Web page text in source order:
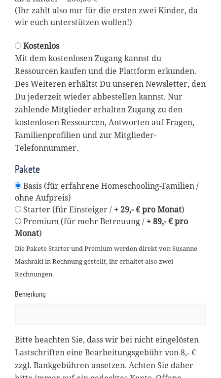
(Ihr zahlt also nur für die ersten zwei Kinder, da
wir euch unterstützen wollen!)
Kostenlos
Mit dem kostenlosen Zugang kannst du
Ressourcen kaufen und die Plattform erkunden.
Des Weiteren erhältst Du unseren Newsletter, den
Du jederzeit wieder abbestellen kannst. Nur
zahlende Mitglieder erhalten Zugang zu den
kostenlosen Ressourcen, Antworten auf Fragen,
Familienprofilien und zur Mitglieder-
Telefonnummer.
Pakete
Basis (für erfahrene Homeschooling-Familien /
ohne Aufpreis)
Starter (für Einsteiger / + 29,- € pro Monat)
Premium (für mehr Betreuung / + 89,- € pro
Monat)
Die Pakete Starter und Premium werden direkt von Susanne
Mashraki in Rechnung gestellt, ihr erhaltet also zwei
Rechnungen.
Bemerkung
Bitte beachten Sie, dass wir bei nicht eingelösten
Lastschriften eine Bearbeitungsgebühr von 8,- €
zzgl. Bankgebühren ansetzen. Achten Sie daher